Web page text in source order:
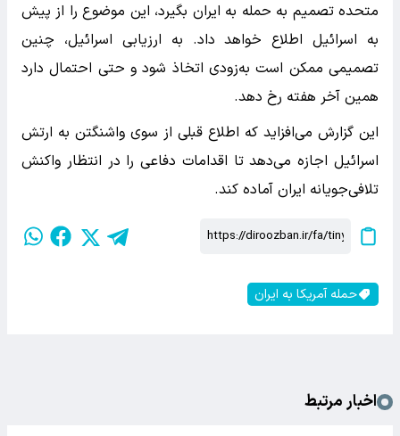
متحده تصمیم به حمله به ایران بگیرد، این موضوع را از پیش
به اسرائیل اطلاع خواهد داد. به ارزیابی اسرائیل، چنین
تصمیمی ممکن است به‌زودی اتخاذ شود و حتی احتمال دارد
همین آخر هفته رخ دهد.
این گزارش می‌افزاید که اطلاع قبلی از سوی واشنگتن به ارتش
اسرائیل اجازه می‌دهد تا اقدامات دفاعی را در انتظار واکنش
تلافی‌جویانه ایران آماده کند.
حمله آمریکا به ایران
اخبار مرتبط